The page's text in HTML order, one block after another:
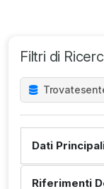
Filtri di
Trovate
Dati
Riferimenti